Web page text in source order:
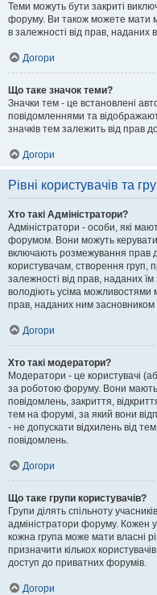
Теми можуть бути закриті
форуму. Ви також можете мати
в залежності від прав, наданих
Догори
Що таке значок теми?
Значки тем - це встановлені
повідомленнями та
значків тем залежить від прав
Догори
Рівні користувачів та
Хто такі Адміністратори?
Адміністратори - особи, які
форумом. Вони можуть
включають розмежування прав
користувачам, створення груп,
залежності від прав, наданих
володіють усіма можливостями
прав, наданих ним
Догори
Хто такі модератори?
Модератори - це користувачі
за роботою форуму. Вони
повідомлень, закриття,
тем на форумі, за який вони
- не допускати відхилень від
повідомлень.
Догори
Що таке групи користувачів?
Групи ділять спільноту
адміністратори форуму. Кожен
кожна група може мати власні
призначити кількох
доступ до приватних форумів.
Догори